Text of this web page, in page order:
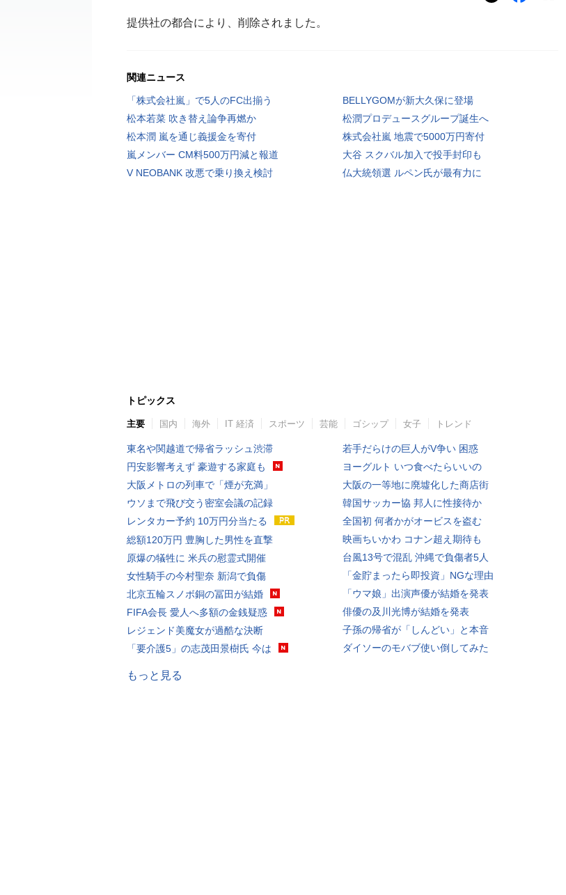
提供社の都合により、削除されました。
関連ニュース
「株式会社嵐」で5人のFC出揃う
BELLYGOMが新大久保に登場
松本若菜 吹き替え論争再燃か
松潤プロデュースグループ誕生へ
松本潤 嵐を通じ義援金を寄付
株式会社嵐 地震で5000万円寄付
嵐メンバー CM料500万円減と報道
大谷 スクバル加入で投手封印も
V NEOBANK 改悪で乗り換え検討
仏大統領選 ルペン氏が最有力に
トピックス
主要 国内 海外 IT 経済 スポーツ 芸能 ゴシップ 女子 トレンド
東名や関越道で帰省ラッシュ渋滞
円安影響考えず 豪遊する家庭も
大阪メトロの列車で「煙が充満」
ウソまで飛び交う密室会議の記録
レンタカー予約 10万円分当たる
総額120万円 豊胸した男性を直撃
原爆の犠牲に 米兵の慰霊式開催
女性騎手の今村聖奈 新潟で負傷
北京五輪スノボ銅の冨田が結婚
FIFA会長 愛人へ多額の金銭疑惑
レジェンド美魔女が過酷な決断
「要介護5」の志茂田景樹氏 今は
若手だらけの巨人がV争い 困惑
ヨーグルト いつ食べたらいいの
大阪の一等地に廃墟化した商店街
韓国サッカー協 邦人に性接待か
全国初 何者かがオービスを盗む
映画ちいかわ コナン超え期待も
台風13号で混乱 沖縄で負傷者5人
「金貯まったら即投資」NGな理由
「ウマ娘」出演声優が結婚を発表
俳優の及川光博が結婚を発表
子孫の帰省が「しんどい」と本音
ダイソーのモバブ使い倒してみた
もっと見る